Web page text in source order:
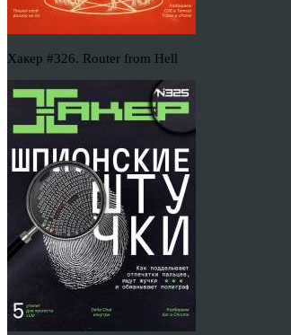
Хакер #326. Router from Hell